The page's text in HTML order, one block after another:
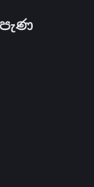
පැණ